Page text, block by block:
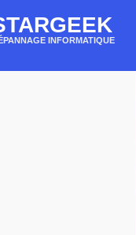
INFORMATIQUE